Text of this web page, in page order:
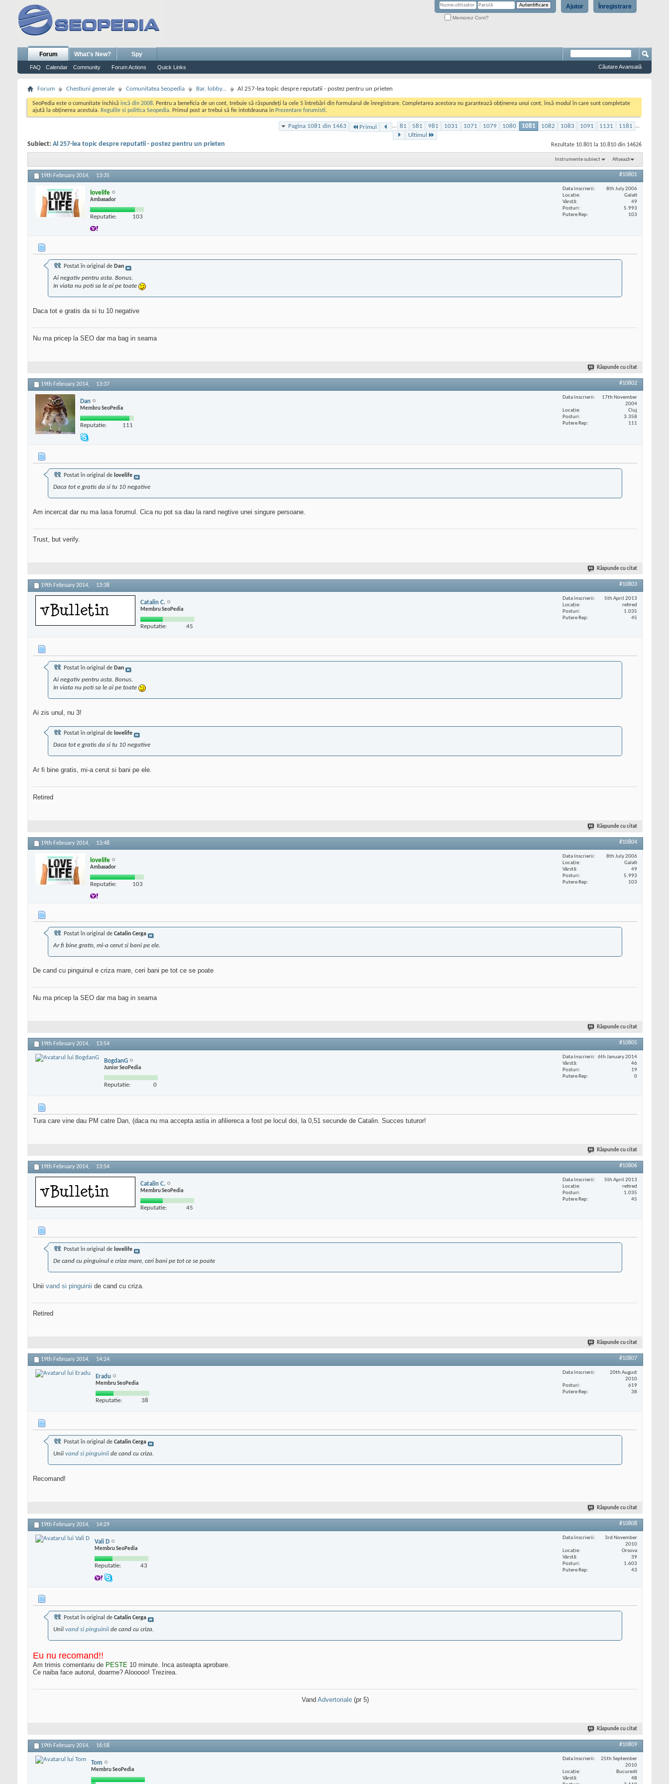
Înregistrare
Ajutor
Memorez Cont?
Forum
FAQ Calendar Community Forum Actions Quick Links
What's New? Spy
Căutare Avansată
Forum Chestiuni generale Comunitatea Seopedia Bar, lobby... Al 257-lea topic despre reputatii - postez pentru un prieten
SeoPedia este o comunitate inchisă incă din 2008. Pentru a beneficia de un cont, trebuie să răspundeți la cele 5 întrebări din formularul de înregistrare. Completarea acestora nu garantează obținerea unui cont, însă modul în care sunt completate
ajută la obținerea acestuia. Regulile si politica Seopedia. Primul post ar trebui să fie intotdeauna in Prezentare forumisti.
Pagina 1081 din 1463 Primul ... 81 581 981 1031 1071 1079 1080 1081 1082 1083 1091 1131 1181 ...
Ultimul
Rezultate 10.801 la 10.810 din 14626
Subiect: Al 257-lea topic despre reputatii - postez pentru un prieten
Instrumente subiect Afișează
19th February 2014, 13:35 #10801
lovelife
Ambasador
Reputatie: 103
Data înscrierii
8th July 2006
Locaţie
Galati
Vârstă
49
Posturi
5.993
Putere Rep
103
Postat în original de Dan
Ai negativ pentru asta. Bonus.
In viata nu poti sa le ai pe toate
Daca tot e gratis da si tu 10 negative
Nu ma pricep la SEO dar ma bag in seama
Răspunde cu citat
19th February 2014, 13:37 #10802
Dan
Membru SeoPedia
Reputatie: 111
Data înscrierii
17th November
2004
Locaţie
Cluj
Posturi
3.358
Putere Rep
111
Postat în original de lovelife
Daca tot e gratis da si tu 10 negative
Am incercat dar nu ma lasa forumul. Cica nu pot sa dau la rand negtive unei singure persoane.
Trust, but verify.
Răspunde cu citat
19th February 2014, 13:38 #10803
Catalin C.
Membru SeoPedia
Reputatie: 45
Data înscrierii
5th April 2013
Locaţie
retired
Posturi
1.035
Putere Rep
45
Postat în original de Dan
Ai negativ pentru asta. Bonus.
In viata nu poti sa le ai pe toate
Ai zis unul, nu 3!
Postat în original de lovelife
Daca tot e gratis da si tu 10 negative
Ar fi bine gratis, mi-a cerut si bani pe ele.
Retired
Răspunde cu citat
19th February 2014, 13:48 #10804
lovelife
Ambasador
Reputatie: 103
Data înscrierii
8th July 2006
Locaţie
Galati
Vârstă
49
Posturi
5.993
Putere Rep
103
Postat în original de Catalin Cerga
Ar fi bine gratis, mi-a cerut si bani pe ele.
De cand cu pinguinul e criza mare, ceri bani pe tot ce se poate
Nu ma pricep la SEO dar ma bag in seama
Răspunde cu citat
19th February 2014, 13:54 #10805
BogdanG
Junior SeoPedia
Reputatie: 0
Data înscrierii
6th January 2014
Vârstă
46
Posturi
19
Putere Rep
0
Tura care vine dau PM catre Dan, (daca nu ma accepta astia in afiliereca a fost pe locul doi, la 0,51 secunde de Catalin. Succes tuturor!
Răspunde cu citat
19th February 2014, 13:54 #10806
Catalin C.
Membru SeoPedia
Reputatie: 45
Data înscrierii
5th April 2013
Locaţie
retired
Posturi
1.035
Putere Rep
45
Postat în original de lovelife
De cand cu pinguinul e criza mare, ceri bani pe tot ce se poate
Unii vand si pinguinii de cand cu criza.
Retired
Răspunde cu citat
19th February 2014, 14:24 #10807
Eradu
Membru SeoPedia
Reputatie: 38
Data înscrierii
20th August
2010
Posturi
619
Putere Rep
38
Postat în original de Catalin Cerga
Unii vand si pinguinii de cand cu criza.
Recomand!
Răspunde cu citat
19th February 2014, 14:29 #10808
Vali D
Membru SeoPedia
Reputatie: 43
Data înscrierii
3rd November
2010
Locaţie
Orsova
Vârstă
39
Posturi
1.603
Putere Rep
43
Postat în original de Catalin Cerga
Unii vand si pinguinii de cand cu criza.
Eu nu recomand!!
Am trimis comentariu de PESTE 10 minute. Inca asteapta aprobare.
Ce naiba face autorul, doarme? Alooooo! Trezirea.
Vand Advertoriale (pr 5)
Răspunde cu citat
19th February 2014, 16:58 #10809
Tom
Membru SeoPedia
Data înscrierii
25th September
2010
Locaţie
Bucuresti
Vârstă
48